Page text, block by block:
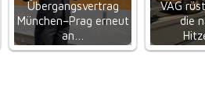
Übergangsvertrag
München–Prag erneut
an…
VAG
die